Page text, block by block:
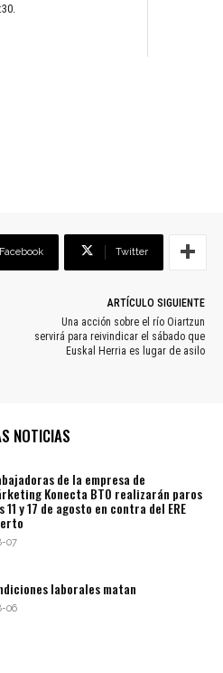
Facebook Twitter
ARTÍCULO SIGUIENTE
Una acción sobre el río Oiartzun
servirá para reivindicar el sábado que
Euskal Herria es lugar de asilo
NOTICIAS
de la empresa de
Konecta BTO realizarán paros
11 y 17 de agosto en contra del ERE
07
laborales matan
06